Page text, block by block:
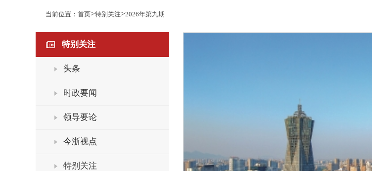
当前位置： 首页>特别关注>2026年第九期
特别关注
头条
时政要闻
领导要论
今浙视点
特别关注